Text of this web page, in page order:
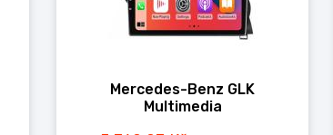
Mercedes-Benz GLK
Multimedia